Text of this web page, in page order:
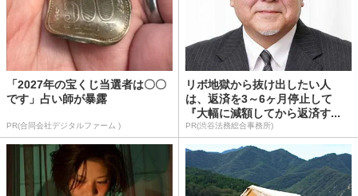
「2027年の宝くじ当選者は〇〇
です」占い師が暴露
PR(合同会社デジタルファーム )
リボ地獄から抜け出したい人
は、返済を3～6ヶ月停止して
『大幅に減額してから返済す...
PR(渋谷法務総合事務所)